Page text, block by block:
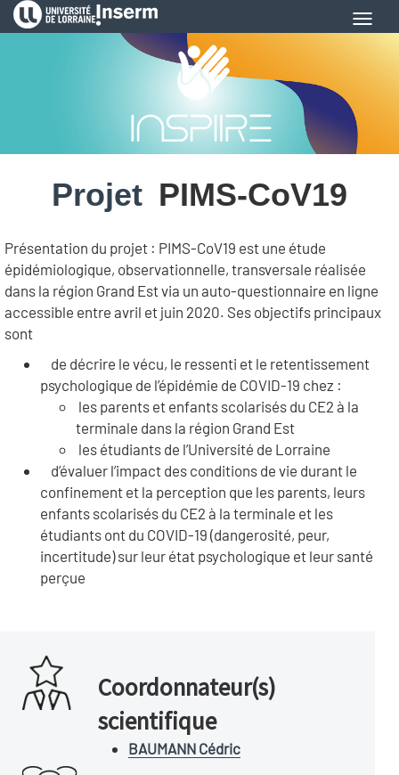
Aller
au
Projet PIMS-CoV19
Présentation du projet : PIMS-CoV19 est une étude
épidémiologique, observationnelle, transversale réalisée
dans la région Grand Est via un auto-questionnaire en ligne
accessible entre avril et juin 2020. Ses objectifs principaux
sont
de décrire le vécu, le ressenti et le retentissement
psychologique de l’épidémie de COVID-19 chez :
les parents et enfants scolarisés du CE2 à la
terminale dans la région Grand Est
les étudiants de l’Université de Lorraine
d’évaluer l’impact des conditions de vie durant le
confinement et la perception que les parents, leurs
enfants scolarisés du CE2 à la terminale et les
étudiants ont du COVID-19 (dangerosité, peur,
incertitude) sur leur état psychologique et leur santé
perçue
Coordonnateur(s)
scientifique
BAUMANN Cédric